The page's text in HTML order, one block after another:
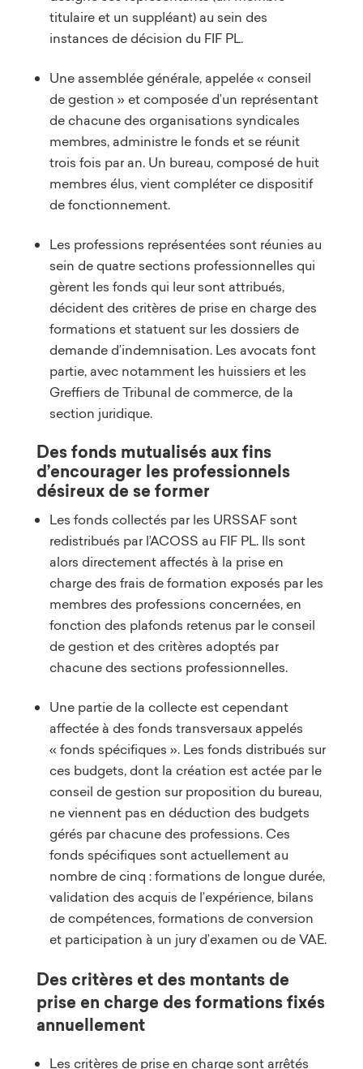
titulaire et un suppléant) au sein des
instances de décision du FIF PL.
Une assemblée générale, appelée « conseil
de gestion » et composée d’un représentant
de chacune des organisations syndicales
membres, administre le fonds et se réunit
trois fois par an. Un bureau, composé de huit
membres élus, vient compléter ce dispositif
de fonctionnement.
Les professions représentées sont réunies au
sein de quatre sections professionnelles qui
gèrent les fonds qui leur sont attribués,
décident des critères de prise en charge des
formations et statuent sur les dossiers de
demande d’indemnisation. Les avocats font
partie, avec notamment les huissiers et les
Greffiers de Tribunal de commerce, de la
section juridique.
Des fonds mutualisés aux fins
d’encourager les professionnels
désireux de se former
Les fonds collectés par les URSSAF sont
redistribués par l’ACOSS au FIF PL. Ils sont
alors directement affectés à la prise en
charge des frais de formation exposés par les
membres des professions concernées, en
fonction des plafonds retenus par le conseil
de gestion et des critères adoptés par
chacune des sections professionnelles.
Une partie de la collecte est cependant
affectée à des fonds transversaux appelés
« fonds spécifiques ». Les fonds distribués sur
ces budgets, dont la création est actée par le
conseil de gestion sur proposition du bureau,
ne viennent pas en déduction des budgets
gérés par chacune des professions. Ces
fonds spécifiques sont actuellement au
nombre de cinq : formations de longue durée,
validation des acquis de l’expérience, bilans
de compétences, formations de conversion
et participation à un jury d’examen ou de VAE.
Des critères et des montants de
prise en charge des formations fixés
annuellement
Les critères de prise en charge sont arrêtés